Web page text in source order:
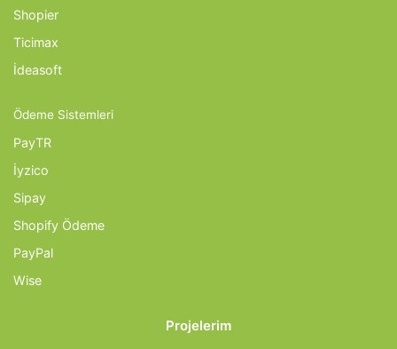
Shopier
Ticimax
İdeasoft
Ödeme Sistemleri
PayTR
İyzico
Sipay
Shopify Ödeme
PayPal
Wise
Projelerim